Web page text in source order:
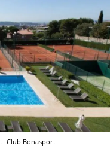
Club Bonasport